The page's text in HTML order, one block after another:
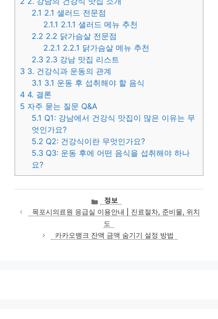
2.1 2.1 샐러드 전문점
2.1.1 2.1.1 샐러드 메뉴 추천
2.2 2.2 닭가슴살 전문점
2.2.1 2.2.1 닭가슴살 메뉴 추천
2.3 2.3 강남 맛집 리스트
3 3. 건강식과 운동의 관계
3.1 3.1 운동 후 섭취해야 할 음식
4 4. 결론
5 자주 묻는 질문 Q&A
5.1 Q1: 강남에서 건강식 맛집이 많은 이유는 무
엇인가요?
5.2 Q2: 건강식이란 무엇인가요?
5.3 Q3: 운동 후에 어떤 음식을 섭취해야 하나
요?
카
테
고
리
정보
목포시의료원 응급실 이용안내 | 진료절차, 준비물, 위치
도
카카오뱅크 잔액 금액 숨기기 설정 방법